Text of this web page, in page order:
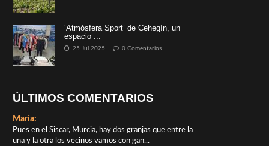
‘Atmósfera Sport’ de Cehegín, un
espacio ...
25 Jul 2025 0 Comentarios
ÚLTIMOS COMENTARIOS
María:
Pues en el Siscar, Murcia, hay dos granjas que entre la
una y la otra los vecinos vamos con gan...